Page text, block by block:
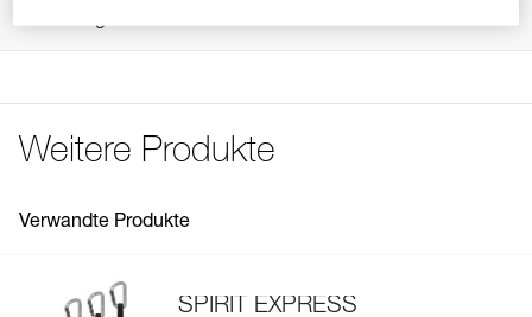
und AXESS.
Referenz : M090BA00
Größe : M
Garantie : 3 Jahre
Das PDF herunterladen technical-notice-STRING-1
Häufige Fragen
Weitere Produkte
Verwandte Produkte
SPIRIT EXPRESS